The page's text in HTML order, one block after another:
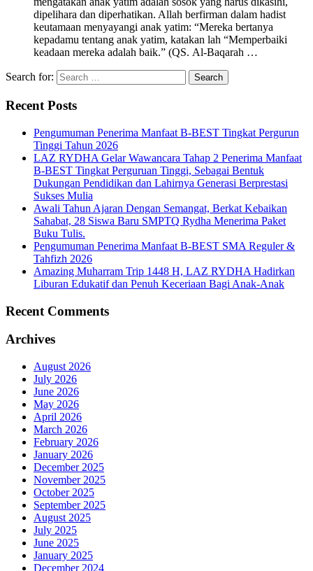
dipelihara dan diperhatikan. Allah berfirman dalam hadist
keutamaan menyayangi anak yatim: “Mereka bertanya
kepadamu tentang anak yatim, katakan lah “Memperbaiki
keadaan mereka adalah baik.” (QS. Al-Baqarah …
Search for:
Recent Posts
Pengumuman Penerima Manfaat B-BEST Tingkat Pergurun
Tinggi Tahun 2026
LAZ RYDHA Gelar Wawancara Tahap 2 Penerima Manfaat
B-BEST Tingkat Perguruan Tinggi, Sebagai Bentuk
Dukungan Pendidikan dan Lahirnya Generasi Berprestasi
Sukses Mulia
Awali Tahun Ajaran Dengan Semangat, Berkat Kebaikan
Sahabat, 28 Siswa Baru SMPTQ Rydha Menerima Paket
Buku Tulis.
Pengumuman Penerima Manfaat B-BEST SMA Reguler &
Tahfizh 2026
Amazing Muharram Trip 1448 H, LAZ RYDHA Hadirkan
Liburan Edukatif dan Penuh Keceriaan Bagi Anak-Anak
Recent Comments
Archives
August 2026
July 2026
June 2026
May 2026
April 2026
March 2026
February 2026
January 2026
December 2025
November 2025
October 2025
September 2025
August 2025
July 2025
June 2025
January 2025
December 2024